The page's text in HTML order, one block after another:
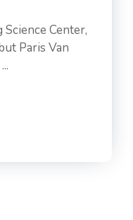
Center,
Paris Van